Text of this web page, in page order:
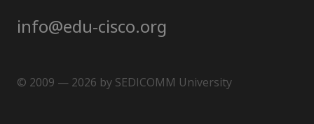
info@edu-cisco.org
© 2009 — 2026 by SEDICOMM University